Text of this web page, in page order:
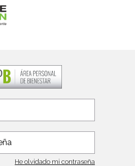
He olvidado mi contraseña